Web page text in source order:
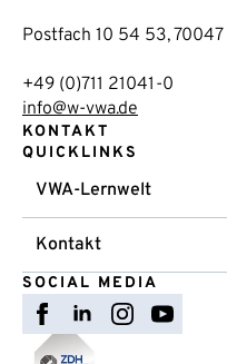
Postfach 10 54 53,
+49 (0)711 21041-0
info@w-vwa.de
KONTAKT
QUICKLINKS
VWA-Lernwelt
Kontakt
SOCIAL MEDIA